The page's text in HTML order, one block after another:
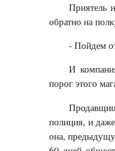
Приятель
обратно на
- Пойдем
И
порог этого
полиция, и
она,